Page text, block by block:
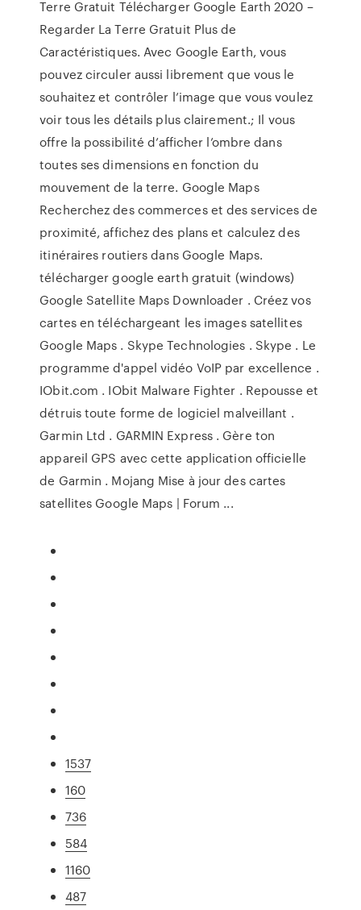
Terre Gratuit Télécharger Google Earth 2020 –
Regarder La Terre Gratuit Plus de
Caractéristiques. Avec Google Earth, vous
pouvez circuler aussi librement que vous le
souhaitez et contrôler l’image que vous voulez
voir tous les détails plus clairement.; Il vous
offre la possibilité d’afficher l’ombre dans
toutes ses dimensions en fonction du
mouvement de la terre. Google Maps
Recherchez des commerces et des services de
proximité, affichez des plans et calculez des
itinéraires routiers dans Google Maps.
télécharger google earth gratuit (windows)
Google Satellite Maps Downloader . Créez vos
cartes en téléchargeant les images satellites
Google Maps . Skype Technologies . Skype . Le
programme d'appel vidéo VoIP par excellence .
IObit.com . IObit Malware Fighter . Repousse et
détruis toute forme de logiciel malveillant .
Garmin Ltd . GARMIN Express . Gère ton
appareil GPS avec cette application officielle
de Garmin . Mojang Mise à jour des cartes
satellites Google Maps | Forum ...
1537
160
736
584
1160
487